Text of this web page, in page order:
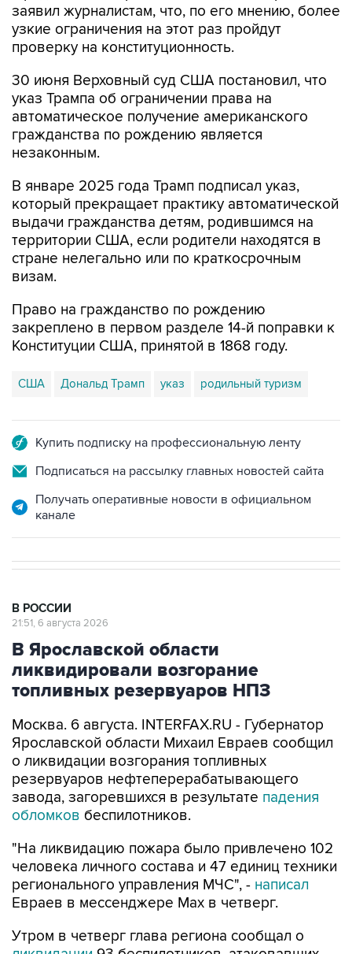
заявил журналистам, что, по его мнению, более
узкие ограничения на этот раз пройдут
проверку на конституционность.
30 июня Верховный суд США постановил, что
указ Трампа об ограничении права на
автоматическое получение американского
гражданства по рождению является
незаконным.
В январе 2025 года Трамп подписал указ,
который прекращает практику автоматической
выдачи гражданства детям, родившимся на
территории США, если родители находятся в
стране нелегально или по краткосрочным
визам.
Право на гражданство по рождению
закреплено в первом разделе 14-й поправки к
Конституции США, принятой в 1868 году.
США Дональд Трамп указ родильный туризм
Купить подписку на профессиональную ленту
Подписаться на рассылку главных новостей сайта
Получать оперативные новости в официальном
канале
В РОССИИ
21:51, 6 августа 2026
В Ярославской области
ликвидировали возгорание
топливных резервуаров НПЗ
Москва. 6 августа. INTERFAX.RU - Губернатор
Ярославской области Михаил Евраев сообщил
о ликвидации возгорания топливных
резервуаров нефтеперерабатывающего
завода, загоревшихся в результате падения
обломков беспилотников.
"На ликвидацию пожара было привлечено 102
человека личного состава и 47 единиц техники
регионального управления МЧС", - написал
Евраев в мессенджере Мах в четверг.
Утром в четверг глава региона сообщал о